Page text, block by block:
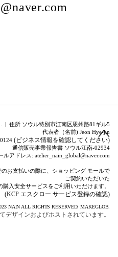
| 住所 ソウル特別市江南区恩州路81ギル5
代表者（名前) Jeon Hye-jin
(ビジネス情報を確認してください)
通信販売事業報告書 ソウル江南-02934
ルアドレス: atelier_nain_global@naver.com
お支払いの際に、ショッピング モールで
ご契約いただいた
購入安全サービスをご利用いただけます。
(KCP エスクロー サービス登録の確認)
NAIN ALL RIGHTS RESERVED.MAKEGLOB.
デザインおよびホストされています。